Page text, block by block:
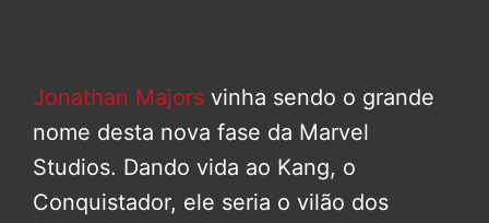
Jonathan Majors vinha sendo o grande
nome desta nova fase da Marvel
Studios. Dando vida ao Kang, o
Conquistador, ele seria o vilão dos